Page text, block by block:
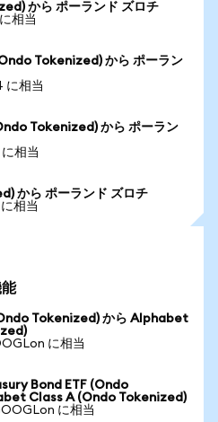
から ポーランド ズロチ
相当
Tokenized) から ポーラン
に相当
Tokenized) から ポーラン
相当
から ポーランド ズロチ
相当
Tokenized) から Alphabet
に相当
Bond ETF (Ondo
Class A (Ondo Tokenized)
に相当